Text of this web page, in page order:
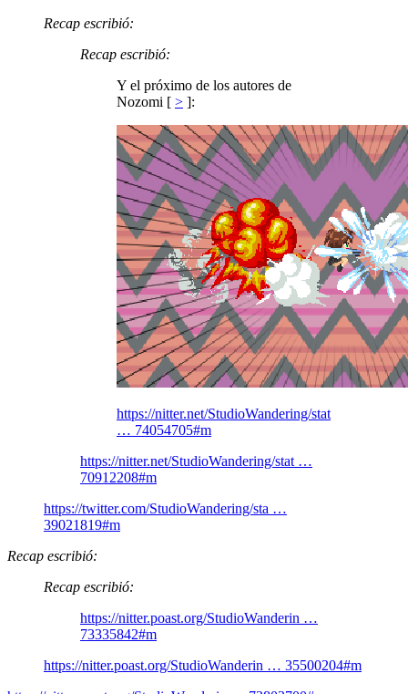
Recap escribió:
Recap escribió:
Y el próximo de los autores de
Nozomi [ > ]:
https://nitter.net/StudioWandering/stat
… 74054705#m
https://nitter.net/StudioWandering/stat …
70912208#m
https://twitter.com/StudioWandering/sta …
39021819#m
Recap escribió:
Recap escribió:
https://nitter.poast.org/StudioWanderin …
73335842#m
https://nitter.poast.org/StudioWanderin … 35500204#m